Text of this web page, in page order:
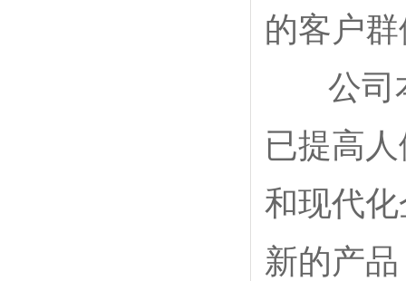
的客户
公司本
已提高
和现代
新的产